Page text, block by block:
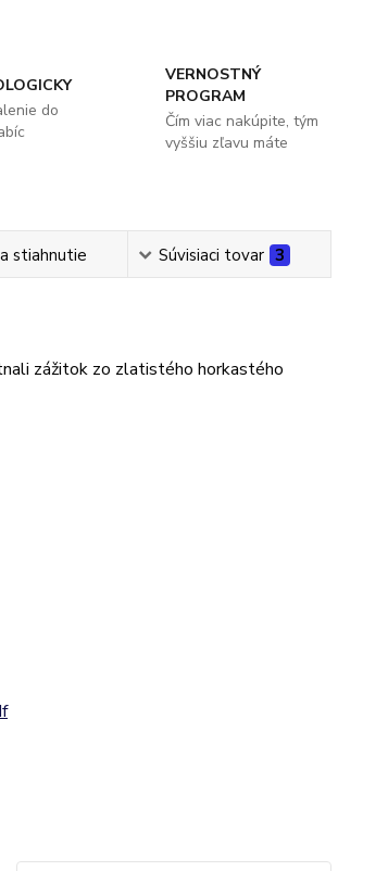
do
VERNOSTNÝ
PROGRAM
Čím viac nakúpite, tým
vyššiu zľavu máte
stiahnutie Súvisiaci tovar 3
zážitok zo zlatistého horkastého